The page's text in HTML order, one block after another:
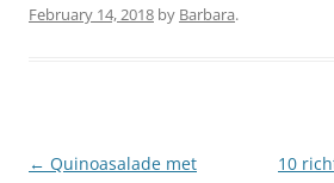
February 14, 2018 by Barbara.
Post
← Quinoasalade met
10